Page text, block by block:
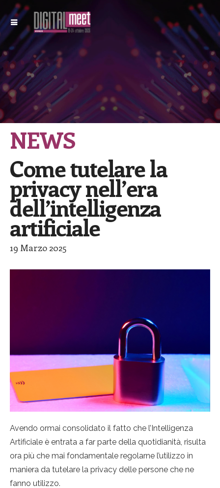
NEWS
Come tutelare la
privacy nell’era
dell’intelligenza
artificiale
19 Marzo 2025
Avendo ormai consolidato il fatto che l’Intelligenza
Artificiale è entrata a far parte della quotidianità, risulta
ora più che mai fondamentale regolarne l’utilizzo in
maniera da tutelare la privacy delle persone che ne
fanno utilizzo.